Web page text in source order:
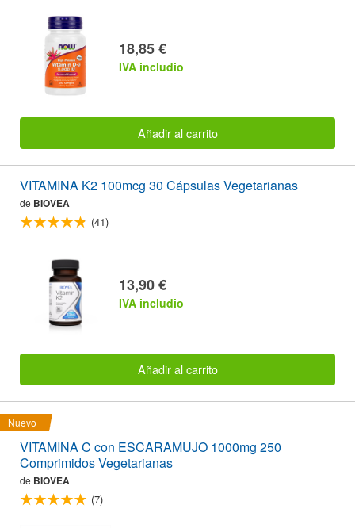
18,85 €
IVA includio
Añadir al carrito
VITAMINA K2 100mcg 30 Cápsulas Vegetarianas
de BIOVEA
(41)
13,90 €
IVA includio
Añadir al carrito
Nuevo
VITAMINA C con ESCARAMUJO 1000mg 250
Comprimidos Vegetarianas
de BIOVEA
(7)